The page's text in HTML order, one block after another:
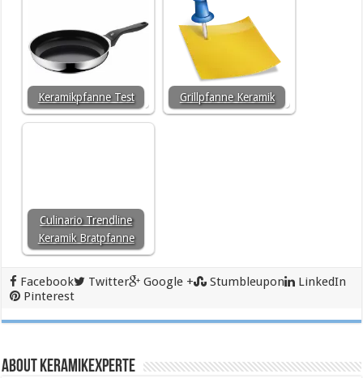
Keramikpfanne Test Grillpfanne Keramik
Culinario Trendline
Keramik Bratpfanne
Facebook Twitter Google + Stumbleupon
LinkedIn
Pinterest
About keramikexperte